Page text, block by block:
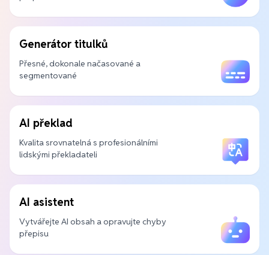
Generátor titulků
Přesné, dokonale načasované a
segmentované
AI překlad
Kvalita srovnatelná s profesionálními
lidskými překladateli
AI asistent
Vytvářejte AI obsah a opravujte chyby
přepisu